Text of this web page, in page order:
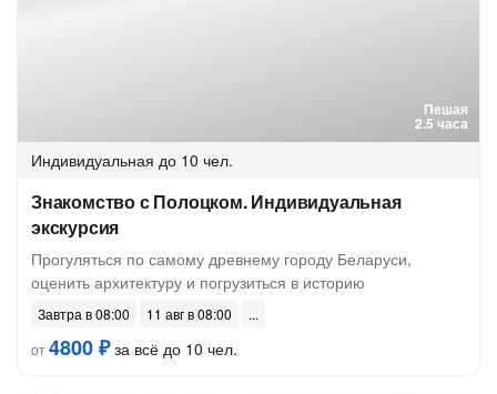
Пешая
2.5 часа
Индивидуальная до 10 чел.
Знакомство с Полоцком. Индивидуальная
экскурсия
Прогуляться по самому древнему городу Беларуси,
оценить архитектуру и погрузиться в историю
Завтра в 08:00
11 авг в 08:00
от4800 ₽за всё до 10 чел.